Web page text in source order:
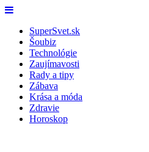
Skip
content
Menu
SuperSvet.sk
Šoubiz
Technológie
Zaujímavosti
Rady a tipy
Zábava
Krása a móda
Zdravie
Horoskop